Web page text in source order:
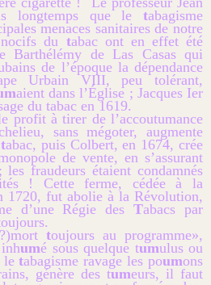
longtemps que le tabagisme
menaces sanitaires de notre
du tabac ont en effet été
Barthélémy de Las Casas qui
de l’époque la dépendance
Urbain VIII, peu tolérant,
aient dans l’Église ; Jacques Ier
du tabac en 1619.
profit à tirer de l’accoutumance
sans mégoter, augmente
tabac, puis Colbert, en 1674, crée
de vente, en s’assurant
fraudeurs étaient condamnés
! Cette ferme, cédée à la
1720, fut abolie à la Révolution,
d’une Régie desTabacs par
morttoujours au programme»,
umé sous quelque tumulus ou
letabagisme ravage les poumons
génère des tumeurs, il faut